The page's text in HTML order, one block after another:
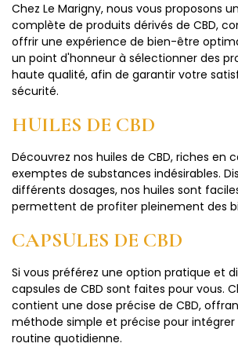
Chez Le Marigny, nous vous proposons
complète de produits dérivés de CBD,
offrir une expérience de bien-être
un point d'honneur à sélectionner des
haute qualité, afin de garantir votre
sécurité.
HUILES DE CBD
Découvrez nos huiles de CBD, riches en
exemptes de substances indésirables.
différents dosages, nos huiles sont
permettent de profiter pleinement des
CAPSULES DE CBD
Si vous préférez une option pratique et
capsules de CBD sont faites pour vous.
contient une dose précise de CBD,
méthode simple et précise pour intégrer
routine quotidienne.